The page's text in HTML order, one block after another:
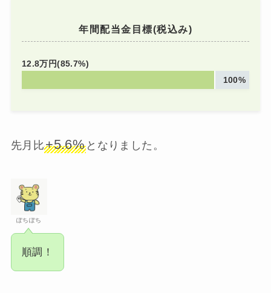
年間配当金目標(税込み)
12.8万円(85.7%)
100%
先月比+5.6% となりました。
ぽちぽち
順調！